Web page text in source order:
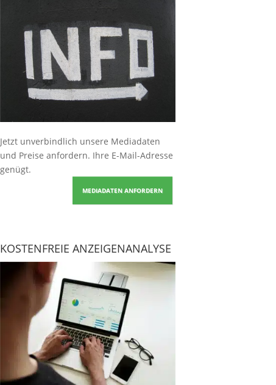
Jetzt unverbindlich unsere Mediadaten
und Preise anfordern. Ihre E-Mail-Adresse
genügt.
MEDIADATEN ANFORDERN
KOSTENFREIE ANZEIGENANALYSE